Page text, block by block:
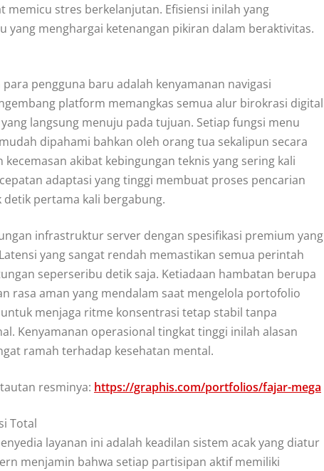
stres berkelanjutan. Efisiensi inilah yang
yang menghargai ketenangan pikiran dalam beraktivitas.
pengguna baru adalah kenyamanan navigasi
platform memangkas semua alur birokrasi digital
langsung menuju pada tujuan. Setiap fungsi menu
dipahami bahkan oleh orang tua sekalipun secara
akibat kebingungan teknis yang sering kali
adaptasi yang tinggi membuat proses pencarian
pertama kali bergabung.
infrastruktur server dengan spesifikasi premium yang
yang sangat rendah memastikan semua perintah
seperseribu detik saja. Ketiadaan hambatan berupa
rasa aman yang mendalam saat mengelola portofolio
menjaga ritme konsentrasi tetap stabil tanpa
Kenyamanan operasional tingkat tinggi inilah alasan
ramah terhadap kesehatan mental.
resminya: https://graphis.com/portfolios/fajar-mega
Total
layanan ini adalah keadilan sistem acak yang diatur
menjamin bahwa setiap partisipan aktif memiliki